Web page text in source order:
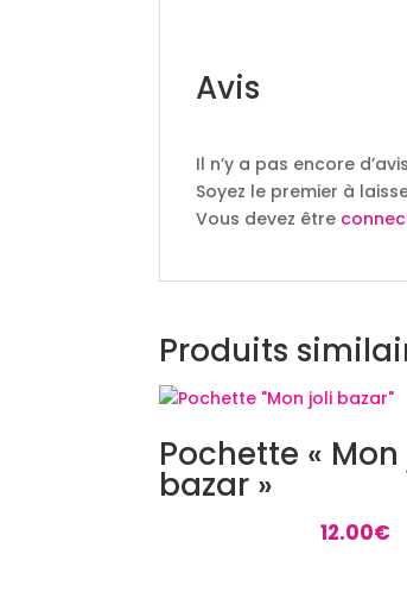
Avis
Il n’y a pas encore
Soyez le premier à
Vous devez être
Produits
Pochette «
bazar »
12.00€